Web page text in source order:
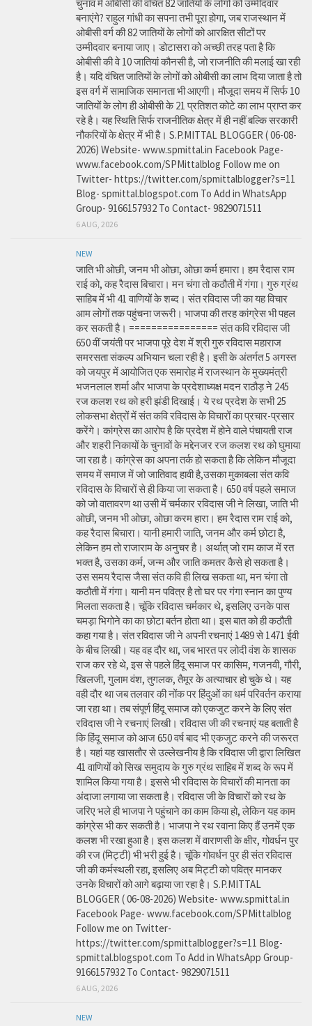
चुनाव में ओबीसी की वंचित 82 जातियों के लोगों को उम्मीदवार
बनाएंगे? राहुल गांधी का सपना तभी पूरा होगा, जब राजस्थान में
ओबीसी वर्ग की 82 जातियों के लोगों को आरक्षित सीटों पर
उम्मीदवार बनाया जाए। डोटासरा को अच्छी तरह पता है कि
ओबीसी की वे 10 जातियां कौनसी है, जो राजनीति की मलाई खा रही
है। यदि वंचित जातियों के लोगों को ओबीसी का लाभ दिया जाता है तो
इस वर्ग में सामाजिक समानता भी आएगी। मौजूदा समय में सिर्फ 10
जातियों के लोग ही ओबीसी के 21 प्रतिशत कोटे का लाभ प्राप्त कर
रहे है। यह स्थिति सिर्फ राजनीतिक क्षेत्र में ही नहीं बल्कि सरकारी
नौकरियों के क्षेत्र में भी है। S.P.MITTAL BLOGGER ( 06-08-
2026) Website- www.spmittal.in Facebook Page-
www.facebook.com/SPMittalblog Follow me on
Twitter- https://twitter.com/spmittalblogger?s=11
Blog- spmittal.blogspot.com To Add in WhatsApp
Group- 9166157932 To Contact- 9829071511
6 AUG, 2026
NEW
जाति भी ओछी, जनम भी ओछा, ओछा कर्म हमारा। हम रैदास राम
राई को, कह रैदास बिचारा। मन चंगा तो कठौती में गंगा। गुरु ग्रंथ
साहिब में भी 41 वाणियों के शब्द। संत रविदास जी का यह विचार
आम लोगों तक पहुंचना जरूरी। भाजपा की तरह कांग्रेस भी पहल
कर सकती है। ================ संत कवि रविदास जी
650 वीं जयंती पर भाजपा पूरे देश में श्री गुरु रविदास महाराज
समरसता संकल्प अभियान चला रही है। इसी के अंतर्गत 5 अगस्त
को जयपुर में आयोजित एक समारोह में राजस्थान के मुख्यमंत्री
भजनलाल शर्मा और भाजपा के प्रदेशाध्यक्ष मदन राठौड़ ने 245
रज कलश रथ को हरी झंडी दिखाई। ये रथ प्रदेश के सभी 25
लोकसभा क्षेत्रों में संत कवि रविदास के विचारों का प्रचार-प्रसार
करेंगे। कांग्रेस का आरोप है कि प्रदेश में होने वाले पंचायती राज
और शहरी निकायों के चुनावों के मद्देनजर रज कलश रथ को घुमाया
जा रहा है। कांग्रेस का अपना तर्क हो सकता है कि लेकिन मौजूदा
समय में समाज में जो जातिवाद हावी है,उसका मुकाबला संत कवि
रविदास के विचारों से ही किया जा सकता है। 650 वर्ष पहले समाज
को जो वातावरण था उसी में चर्मकार रविदास जी ने लिखा, जाति भी
ओछी, जनम भी ओछा, ओछा करम हारा। हम रैदास राम राई को,
कह रैदास बिचारा। यानी हमारी जाति, जनम और कर्म छोटा है,
लेकिन हम तो राजाराम के अनुचर है। अर्थात् जो राम काज में रत
भक्त है, उसका कर्म, जन्म और जाति कमतर कैसे हो सकता है।
उस समय रैदास जैसा संत कवि ही लिख सकता था, मन चंगा तो
कठौती में गंगा। यानी मन पवित्र है तो घर पर गंगा स्नान का पुण्य
मिलता सकता है। चूंकि रविदास चर्मकार थे, इसलिए उनके पास
चमड़ा भिगोने का का छोटा बर्तन होता था। इस बात को ही कठौती
कहा गया है। संत रविदास जी ने अपनी रचनाएं 1489 से 1471 ईवी
के बीच लिखी। यह वह दौर था, जब भारत पर लोदी वंश के शासक
राज कर रहे थे, इस से पहले हिंदू समाज पर कासिम, गजनवी, गौरी,
खिलजी, गुलाम वंश, तुगलक, तैमूर के अत्याचार हो चुके थे। यह
वही दौर था जब तलवार की नोंक पर हिंदुओं का धर्म परिवर्तन कराया
जा रहा था। तब संपूर्ण हिंदू समाज को एकजुट करने के लिए संत
रविदास जी ने रचनाएं लिखी। रविदास जी की रचनाएं यह बताती है
कि हिंदू समाज को आज 650 वर्ष बाद भी एकजुट करने की जरूरत
है। यहां यह खासतौर से उल्लेखनीय है कि रविदास जी द्वारा लिखित
41 वाणियोंं को सिख समुदाय के गुरु ग्रंथ साहिब में शब्द के रूप में
शामिल किया गया है। इससे भी रविदास के विचारों की मानता का
अंदाजा लगाया जा सकता है। रविदास जी के विचारों को रथ के
जरिए भले ही भाजपा ने पहुंचाने का काम किया हो, लेकिन यह काम
कांग्रेस भी कर सकती है। भाजपा ने रथ रवाना किए हैं उनमें एक
कलश भी रखा हुआ है। इस कलश में वाराणसी के क्षीर, गोवर्धन पुर
की रज (मिट्टी) भी भरी हुई है। चूंकि गोवर्धन पुर ही संत रविदास
जी की कर्मस्थली रहा, इसलिए अब मिट्टी को पवित्र मानकर
उनके विचारों को आगे बढ़ाया जा रहा है। S.P.MITTAL
BLOGGER ( 06-08-2026) Website- www.spmittal.in
Facebook Page- www.facebook.com/SPMittalblog
Follow me on Twitter-
https://twitter.com/spmittalblogger?s=11 Blog-
spmittal.blogspot.com To Add in WhatsApp Group-
9166157932 To Contact- 9829071511
6 AUG, 2026
NEW